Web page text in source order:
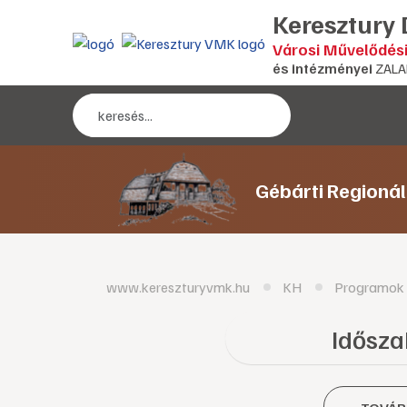
Keresztury
Városi
és intézményei
Gébárti
www.kereszturyvmk.hu KH Programok